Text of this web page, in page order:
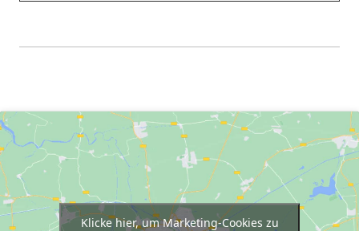
Klicke hier, um Marketing-Cookies zu